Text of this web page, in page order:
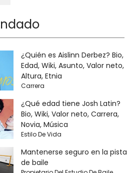
¿Quién es Aislinn Derbez? Bio,
Edad, Wiki, Asunto, Valor neto,
Altura, Etnia
Carrera
¿Qué edad tiene Josh Latin?
Bio, Wiki, Valor neto, Carrera,
Novia, Música
Estilo De Vida
Mantenerse seguro en la pista
de baile